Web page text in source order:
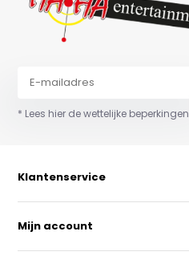
* Lees hier de wettelijke beperkingen
Klantenservice
Mijn account